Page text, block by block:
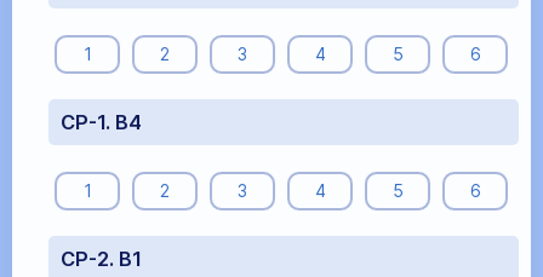
1 2 3 4 5 6
СР-1. В4
1 2 3 4 5 6
СР-2. В1